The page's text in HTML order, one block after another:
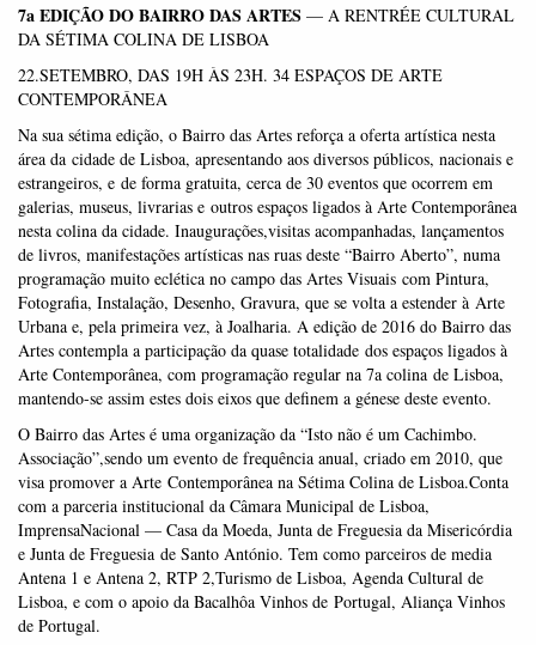
7a EDIÇÃO DO BAIRRO DAS ARTES — A RENTRÉE CULTURAL
DA SÉTIMA COLINA DE LISBOA
22.SETEMBRO, DAS 19H ÀS 23H. 34 ESPAÇOS DE ARTE
CONTEMPORÂNEA
Na sua sétima edição, o Bairro das Artes reforça a oferta artística nesta
área da cidade de Lisboa, apresentando aos diversos públicos, nacionais e
estrangeiros, e de forma gratuita, cerca de 30 eventos que ocorrem em
galerias, museus, livrarias e outros espaços ligados à Arte Contemporânea
nesta colina da cidade. Inaugurações,visitas acompanhadas, lançamentos
de livros, manifestações artísticas nas ruas deste “Bairro Aberto”, numa
programação muito eclética no campo das Artes Visuais com Pintura,
Fotografia, Instalação, Desenho, Gravura, que se volta a estender à Arte
Urbana e, pela primeira vez, à Joalharia. A edição de 2016 do Bairro das
Artes contempla a participação da quase totalidade dos espaços ligados à
Arte Contemporânea, com programação regular na 7a colina de Lisboa,
mantendo-se assim estes dois eixos que definem a génese deste evento.
O Bairro das Artes é uma organização da “Isto não é um Cachimbo.
Associação”,sendo um evento de frequência anual, criado em 2010, que
visa promover a Arte Contemporânea na Sétima Colina de Lisboa.Conta
com a parceria institucional da Câmara Municipal de Lisboa,
ImprensaNacional — Casa da Moeda, Junta de Freguesia da Misericórdia
e Junta de Freguesia de Santo António. Tem como parceiros de media
Antena 1 e Antena 2, RTP 2,Turismo de Lisboa, Agenda Cultural de
Lisboa, e com o apoio da Bacalhôa Vinhos de Portugal, Aliança Vinhos
de Portugal.